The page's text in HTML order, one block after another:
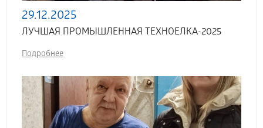
29.12.2025
ЛУЧШАЯ ПРОМЫШЛЕННАЯ ТЕХНОЕЛКА-2025
Подробнее